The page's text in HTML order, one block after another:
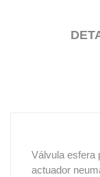
Válvula esfera
actuador